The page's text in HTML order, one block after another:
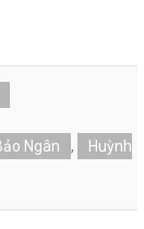
Ngân ,
Huỳnh